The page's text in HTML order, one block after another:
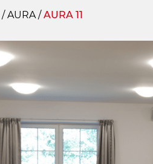
/ AURA/ AURA 11